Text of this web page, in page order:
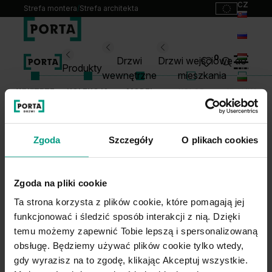
Zgoda Szczegóły O plikach cookies
Zgoda na pliki cookie
Ta strona korzysta z plików cookie, które pomagają jej
funkcjonować i śledzić sposób interakcji z nią. Dzięki
temu możemy zapewnić Tobie lepszą i spersonalizowaną
obsługę. Będziemy używać plików cookie tylko wtedy,
gdy wyrazisz na to zgodę, klikając Akceptuj wszystkie.
Strefa montera/Strefa architekta
cz
hu
bg
lt
Produkty
Drzwi
wewnętrzne
Drzwi wejściowe do
mieszkania
0
Wybierz swoje drzwi
Kontakt
Monterzy
Biuro prasowe
O nas
WNĘTRZE KOLEKCJA MODEL KOLOR KLAMKA
HYDRO PROTECT HYDRO PROTECT